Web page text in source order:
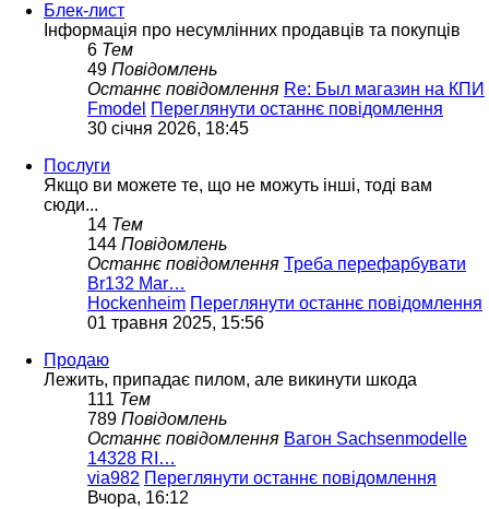
Блек-лист
Інформація про несумлінних продавців та покупців
6 Тем
49 Повідомлень
Останнє повідомлення Re: Был магазин на КПИ
Fmodel
Переглянути останнє повідомлення
30 січня 2026, 18:45
Послуги
Якщо ви можете те, що не можуть інші, тоді вам
сюди...
14 Тем
144 Повідомлень
Останнє повідомлення Треба перефарбувати
Br132 Mar…
Hockenheim Переглянути останнє повідомлення
01 травня 2025, 15:56
Продаю
Лежить, припадає пилом, але викинути шкода
111 Тем
789 Повідомлень
Останнє повідомлення Вагон Sachsenmodelle
14328 RI…
via982 Переглянути останнє повідомлення
Вчора, 16:12